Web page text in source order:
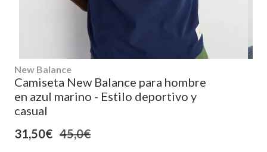
New Balance
Camiseta New Balance para hombre
en azul marino - Estilo deportivo y
casual
31,50€ 45,0€